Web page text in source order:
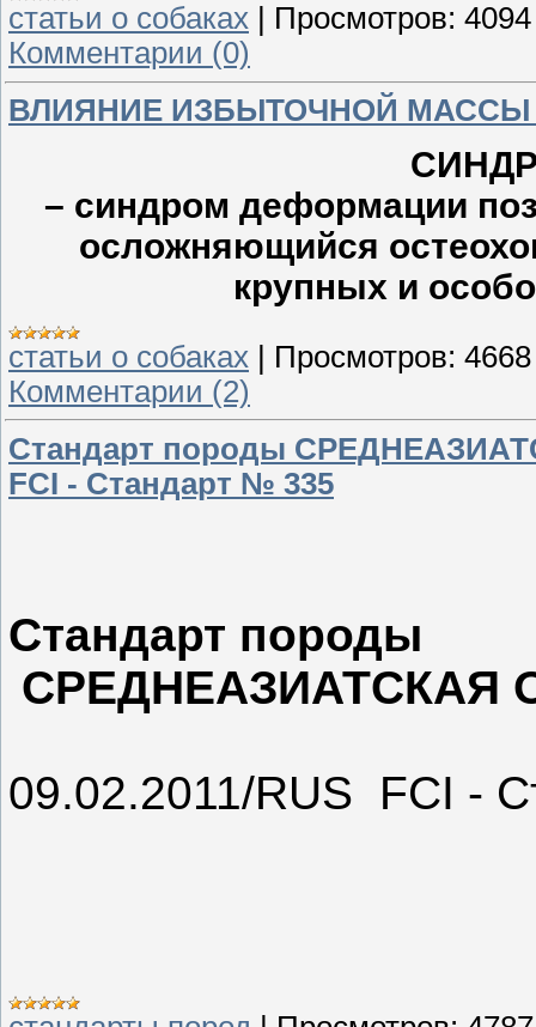
статьи о собаках Просмотров: 4094
Комментарии (0)
ВЛИЯНИЕ ИЗБЫТОЧНОЙ МАССЫ
– синдром деформации
осложняющийся
крупных и
статьи о собаках Просмотров: 4668
Комментарии (2)
Стандарт породы
FCI - Cтандарт № 335
Стандарт породы
СРЕДНЕАЗИАТСКАЯ
09.02.2011/RUS FCI -